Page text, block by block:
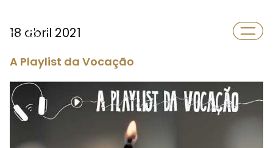
Departamento
Vocações
18 abril 2021
A Playlist da Vocação